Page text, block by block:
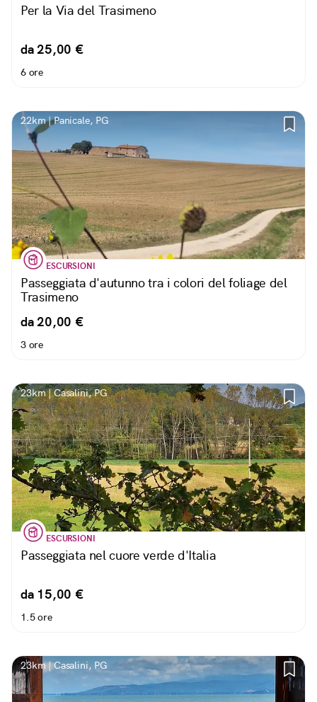
Per la Via del Trasimeno
da 25,00 €
6 ore
22km | Panicale, PG
ESCURSIONI
Passeggiata d'autunno tra i colori del foliage del
Trasimeno
da 20,00 €
3 ore
23km | Casalini, PG
ESCURSIONI
Passeggiata nel cuore verde d'Italia
da 15,00 €
1.5 ore
23km | Casalini, PG